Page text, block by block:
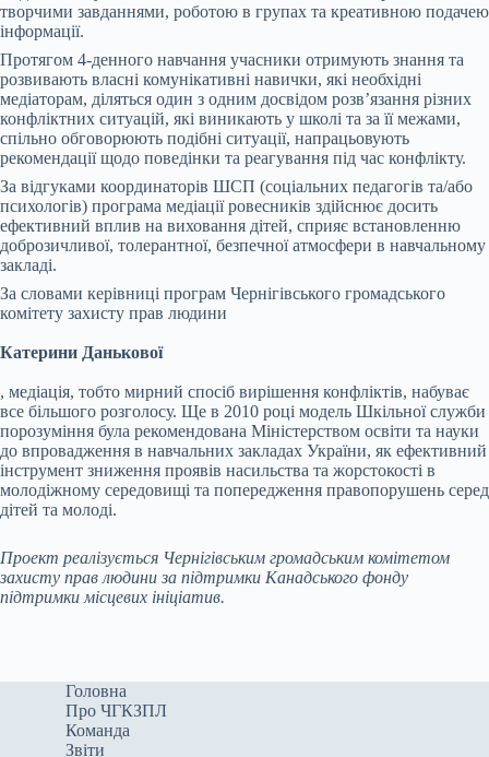
творчими завданнями, роботою в групах та креативною подачею
інформації.
Протягом 4-денного навчання учасники отримують знання та
розвивають власні комунікативні навички, які необхідні
медіаторам, діляться один з одним досвідом розв’язання різних
конфліктних ситуацій, які виникають у школі та за її межами,
спільно обговорюють подібні ситуації, напрацьовують
рекомендації щодо поведінки та реагування під час конфлікту.
За відгуками координаторів ШСП (соціальних педагогів та/або
психологів) програма медіації ровесників здійснює досить
ефективний вплив на виховання дітей, сприяє встановленню
доброзичливої, толерантної, безпечної атмосфери в навчальному
закладі.
За словами керівниці програм Чернігівського громадського
комітету захисту прав людини
Катерини Данькової
, медіація, тобто мирний спосіб вирішення конфліктів, набуває
все більшого розголосу. Ще в 2010 році модель Шкільної служби
порозуміння була рекомендована Міністерством освіти та науки
до впровадження в навчальних закладах України, як ефективний
інструмент зниження проявів насильства та жорстокості в
молодіжному середовищі та попередження правопорушень серед
дітей та молоді.
Проект реалізується Чернігівським громадським комітетом
захисту прав людини за підтримки Канадського фонду
підтримки місцевих ініціатив.
Головна
Про ЧГКЗПЛ
Команда
Звіти